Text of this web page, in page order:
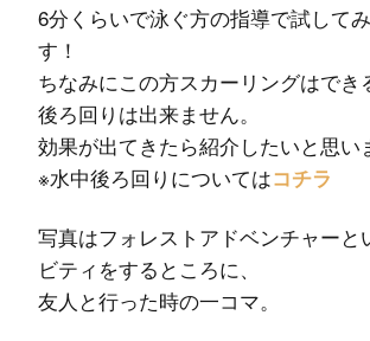
6分くらいで泳ぐ方の指導で試して
す！
ちなみにこの方スカーリングはでき
後ろ回りは出来ません。
効果が出てきたら紹介したいと思い
※水中後ろ回りについてはコチラ
写真はフォレストアドベンチャーと
ビティをするところに、
友人と行った時の一コマ。